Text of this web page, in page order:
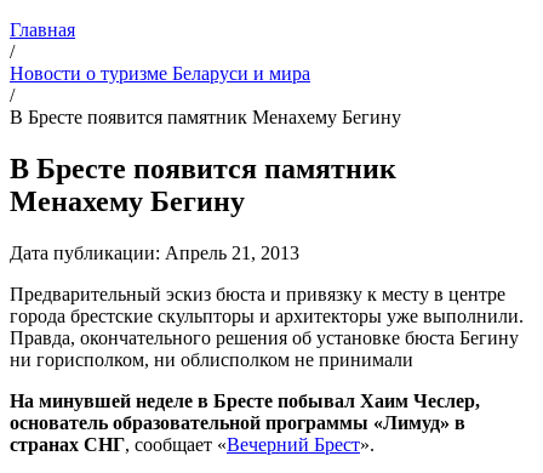
Главная
/
Новости о туризме Беларуси и мира
/
В Бресте появится памятник Менахему Бегину
В Бресте появится памятник
Менахему Бегину
Дата публикации: Апрель 21, 2013
Предварительный эскиз бюста и привязку к месту в центре
города брестские скульпторы и архитекторы уже выполнили.
Правда, окончательного решения об установке бюста Бегину
ни горисполком, ни облисполком не принимали
На минувшей неделе в Бресте побывал Хаим Чеслер,
основатель образовательной программы «Лимуд» в
странах СНГ, сообщает «Вечерний Брест».